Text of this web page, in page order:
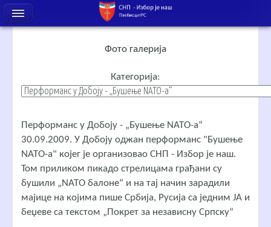
Фото галерија
Категорија:
Перформанс у Добоју - „Бушење NATO-a“
30.09.2009. У Добоју оджан перформанс "Бушење
NATO-а" којег је организовао СНП - Избор је наш.
Том приликом пикадо стрелицама грађани су
бушили „NATO балоне“ и на тај начин зарадили
мајице на којима пише Србија, Русија са једним ЈА и
беџеве са текстом „Покрет за независну Српску“